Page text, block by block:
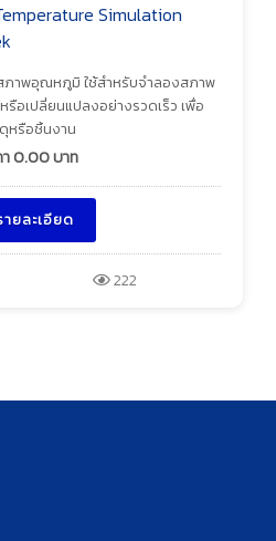
Simulation
ภาพอุณหภูมิ ใช้สำหรับจำลองสภาพ
อเปลี่ยนแปลงอย่างรวดเร็ว เพื่อ
หรือชิ้นงาน
0.00บาท
ยละเอียด
222